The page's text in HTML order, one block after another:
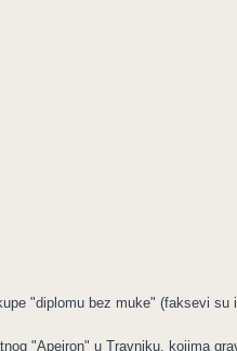
"diplomu bez muke" (faksevi su
"Apeiron" u Travniku, kojima